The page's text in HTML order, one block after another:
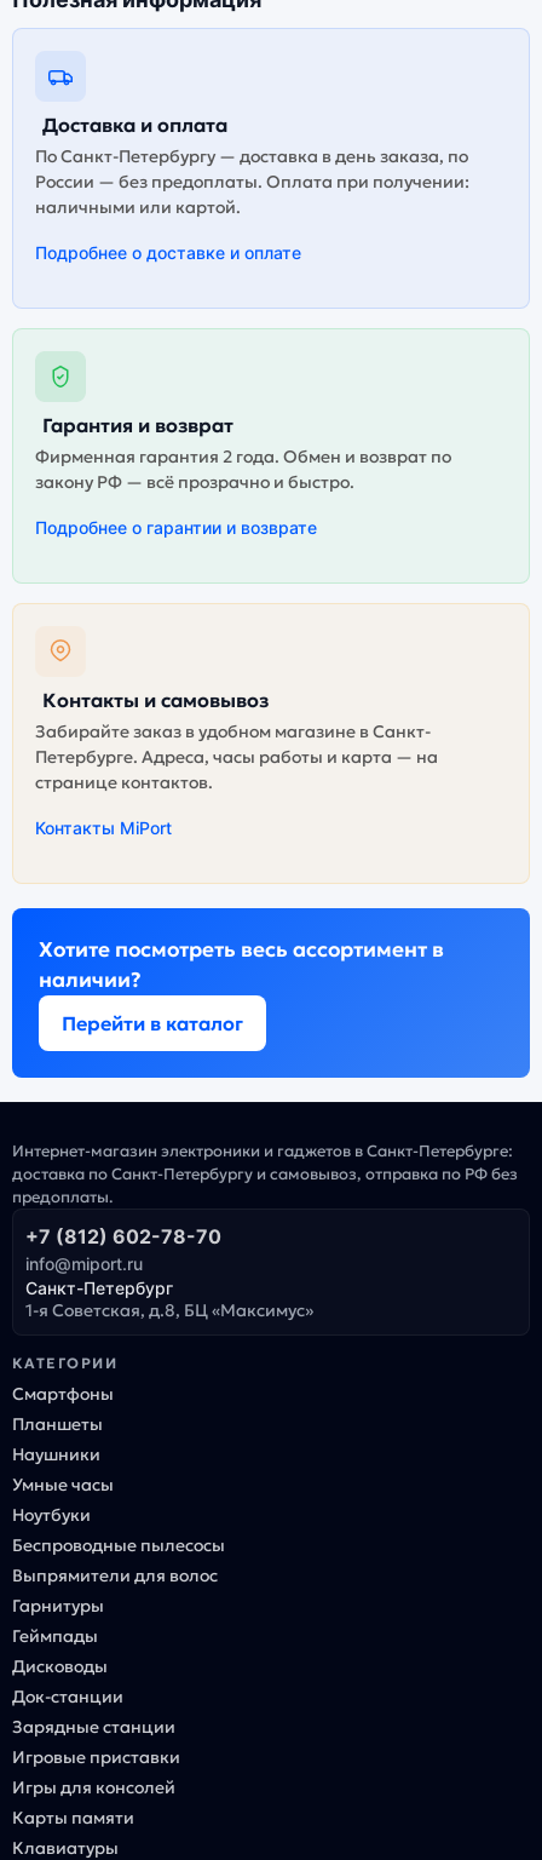
Доставка и оплата
По Санкт-Петербургу — доставка в день заказа, по
России — без предоплаты. Оплата при получении:
наличными или картой.
Подробнее о доставке и оплате
Гарантия и возврат
Фирменная гарантия 2 года. Обмен и возврат по
закону РФ — всё прозрачно и быстро.
Подробнее о гарантии и возврате
Контакты и самовывоз
Забирайте заказ в удобном магазине в Санкт-
Петербурге. Адреса, часы работы и карта — на
странице контактов.
Контакты MiPort
Хотите посмотреть весь ассортимент в
наличии?
Перейти в каталог
Интернет-магазин электроники и гаджетов в Санкт-Петербурге:
доставка по Санкт-Петербургу и самовывоз, отправка по РФ без
предоплаты.
+7 (812) 602-78-70
info@miport.ru
Санкт-Петербург
1-я Советская, д.8, БЦ «Максимус»
КАТЕГОРИИ
Смартфоны
Планшеты
Наушники
Умные часы
Ноутбуки
Беспроводные пылесосы
Выпрямители для волос
Гарнитуры
Геймпады
Дисководы
Док-станции
Зарядные станции
Игровые приставки
Игры для консолей
Карты памяти
Клавиатуры